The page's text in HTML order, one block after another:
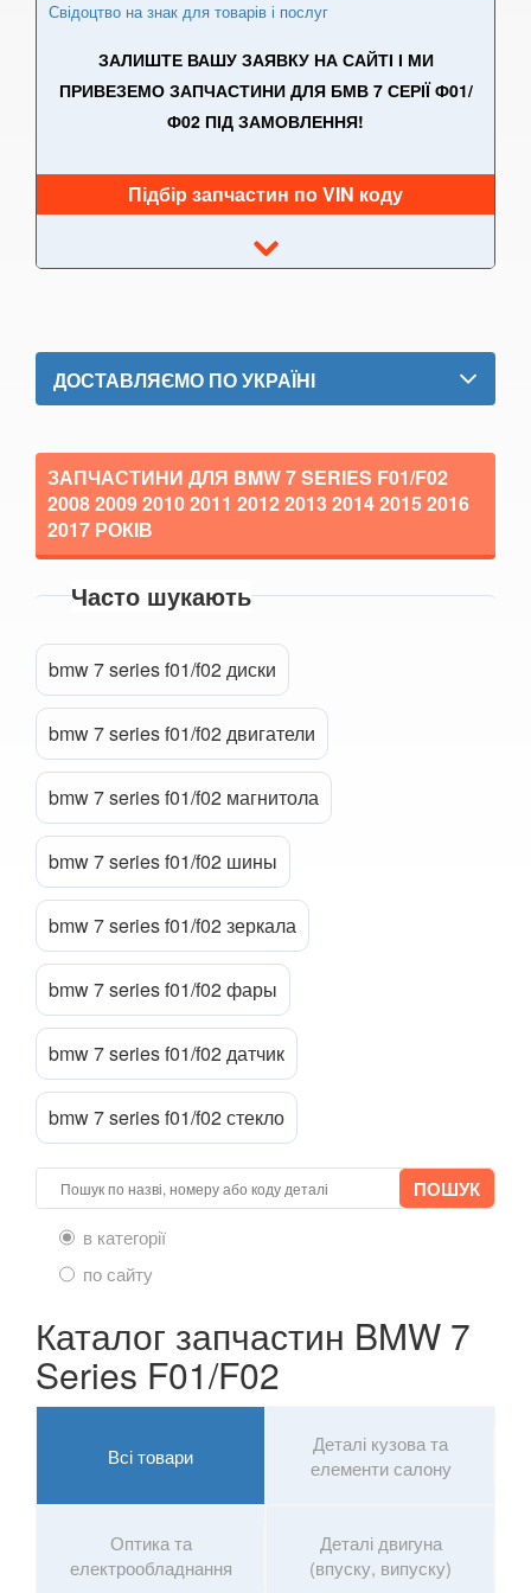
6 Series E64
M6 E63/E64
6 Series F12
6 Series F06
6 Series G32
7 Series F01/F02
7 Series E65/E66/E67/E68
7 Series G11/G12
8 Series G14/G15/G16
i3 l01
i8 l12/l15
X1 I E84
X1 II F48
X2 F39
X3 I E83
X3 II F25
X3 III G01
X3M III F97
X4 I F26
X4M I F26
X4 II G02
X4M II F98
X5 II E70
X5M II E70
X5 IV G05
X6 I E71
Свідоцтво на знак для товарів і послуг
ЗАЛИШТЕ ВАШУ ЗАЯВКУ НА САЙТІ І МИ
ПРИВЕЗЕМО ЗАПЧАСТИНИ ДЛЯ БМВ 7 СЕРІЇ Ф01/
Ф02 ПІД ЗАМОВЛЕННЯ!
Підбір запчастин по VIN коду
Прикріпити файл
ДОСТАВЛЯЄМО ПО УКРАЇНІ
ЗАПЧАСТИНИ ДЛЯ BMW 7 SERIES F01/F02
2008 2009 2010 2011 2012 2013 2014 2015 2016
2017 РОКІВ
Часто шукають
bmw 7 series f01/f02 диски
bmw 7 series f01/f02 двигатели
bmw 7 series f01/f02 магнитола
bmw 7 series f01/f02 шины
bmw 7 series f01/f02 зеркала
bmw 7 series f01/f02 фары
bmw 7 series f01/f02 датчик
bmw 7 series f01/f02 стекло
в категорії
по сайту
Каталог запчастин BMW 7
Series F01/F02
Всі товари
Деталі кузова та
елементи салону
Оптика та
електрообладнання
Деталі двигуна
(впуску, випуску)